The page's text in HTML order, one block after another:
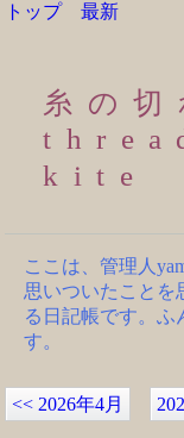
トップ 最新
糸の
kite
ここは、管理人
思いついたことを
る日記帳です。ふ
す。
<<2026年4月